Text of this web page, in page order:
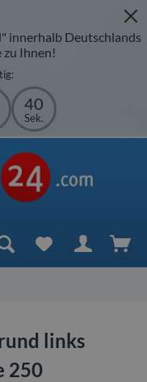
innerhalb Deutschlands
zu Ihnen!
39
Sek.
links
250